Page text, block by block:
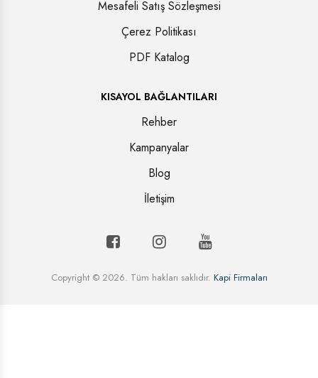
Mesafeli Satış Sözleşmesi
Çerez Politikası
PDF Katalog
KISAYOL BAĞLANTILARI
Rehber
Kampanyalar
Blog
İletişim
Copyright © 2026. Tüm hakları saklıdır. Kapi Firmaları